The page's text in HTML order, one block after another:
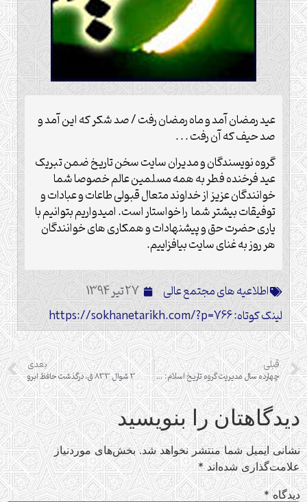
عید رمضان آمد و ماه رمضان رفت / صد شکر که این آمد و
صد حیف که آن رفت . . .
گروه نویسندگان و مدیران سایت سخن تاریخ ضمن تبریک
عید فرخنده فطر به همه مسلمین عالم خصوصا شما
خوانندگان عزیز از خداوند متعال قبولی طاعات و عبادات و
توفیقات بیشتر شما را خواستار است. امیدواریم بتوانیم با
یاری حضرت حق و پیشنهادات و همکاری های خوانندگان
هر روز به غنای سایت بیافزاییم.
اطلاعیه های مجتمع عالی
27 تیر 1394
لینک کوتاه: https://sokhanetarikh.com/?p=766
قبلی
چهارده سال مدیریت گروه تاریخ اسلام: قسمت چهارم
بعدی
3 شوال 833 ق، درگذشت حافظ ابرو
دیدگاهتان را بنویسید
نشانی ایمیل شما منتشر نخواهد شد. بخش‌های موردنیاز
علامت‌گذاری شده‌اند*
دیدگاه *